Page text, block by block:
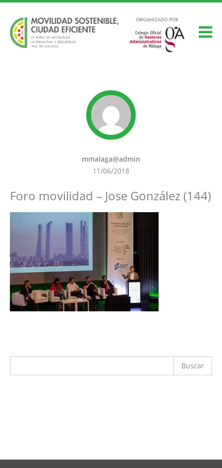
mmalaga@admin
11/06/2018
Foro movilidad – Jose González (144)